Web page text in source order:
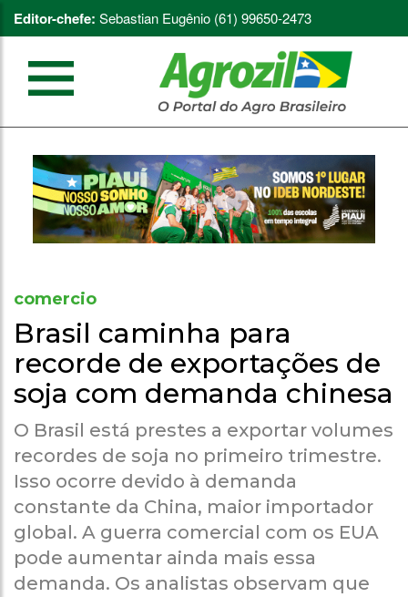
Editor-chefe: Sebastian Eugênio (61) 99650-2473
comercio
Brasil caminha para
recorde de exportações de
soja com demanda chinesa
O Brasil está prestes a exportar volumes
recordes de soja no primeiro trimestre.
Isso ocorre devido à demanda
constante da China, maior importador
global. A guerra comercial com os EUA
pode aumentar ainda mais essa
demanda. Os analistas observam que